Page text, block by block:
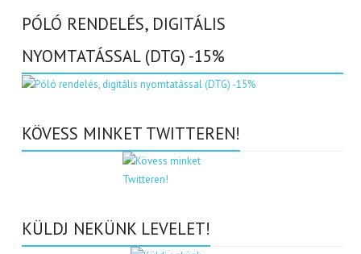
PÓLÓ RENDELÉS, DIGITÁLIS
NYOMTATÁSSAL (DTG) -15%
KÖVESS MINKET TWITTEREN!
KÜLDJ NEKÜNK LEVELET!